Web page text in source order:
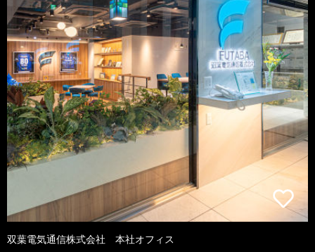
双葉電気通信株式会社 本社オフィス